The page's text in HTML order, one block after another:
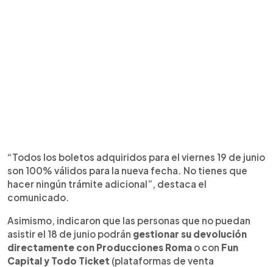
“Todos los boletos adquiridos para el viernes 19 de junio
son 100% válidos para la nueva fecha. No tienes que
hacer ningún trámite adicional”, destaca el
comunicado.
Asimismo, indicaron que las personas que no puedan
asistir el 18 de junio podrán gestionar su devolución
directamente con Producciones Roma o con Fun
Capital y Todo Ticket (plataformas de venta